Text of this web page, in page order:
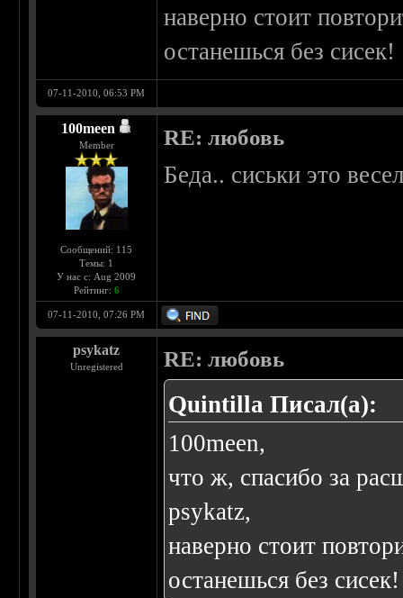
наверно стоит
останешься без сисек!
07-11-2010, 06:53 PM
100meen
Member
Сообщений: 115
Темы: 1
У нас с: Aug 2009
Рейтинг: 6
RE: любовь
Беда.. сиськи это
07-11-2010, 07:26 PM
psykatz
Unregistered RE: любовь
Quintilla Писал(а):
100meen,
что ж, спасибо за
psykatz,
наверно стоит
останешься без